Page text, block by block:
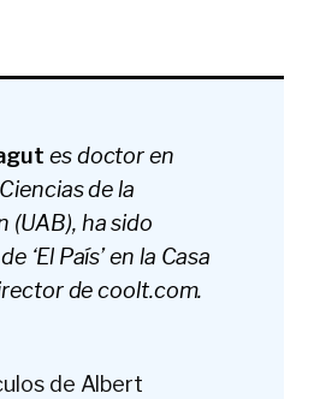
es doctor en
de la
(UAB), ha sido
‘El País’ en la Casa
de coolt.com.
de Albert